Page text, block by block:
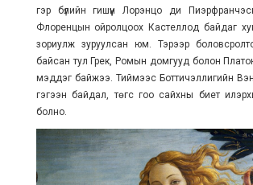
гэр бүлийн гишүүн Лорэнцо ди
Флоренцын ойролцоох Кастеллод байдаг
зориулж зуруулсан юм. Тэрээр
байсан тул Грек, Ромын домгууд болон
мэддэг байжээ. Тиймээс Боттичэллигийн
гэгээн байдал, төгс гоо сайхны биет
болно.